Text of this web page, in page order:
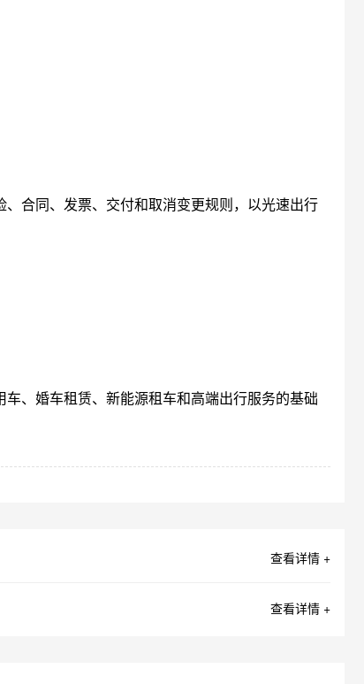
合同、发票、交付和取消变更规则，以光速出行
、婚车租赁、新能源租车和高端出行服务的基础
查看详情 +
查看详情 +